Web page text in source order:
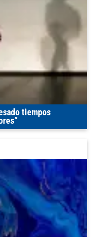
tiempos